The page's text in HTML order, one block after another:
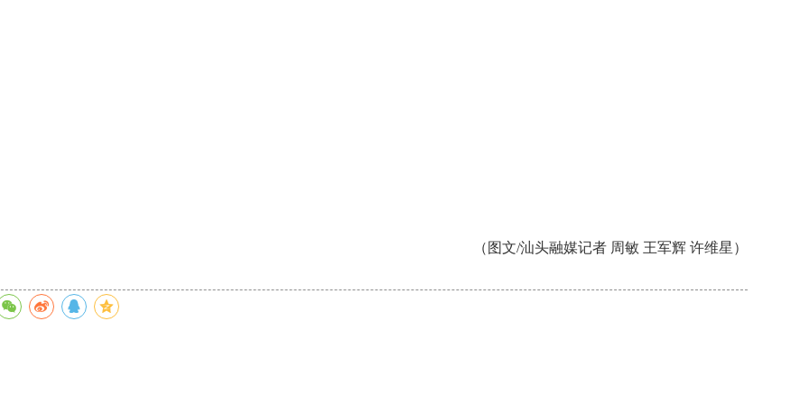
（图文/汕头融媒记者 周敏 王军辉 许维星）